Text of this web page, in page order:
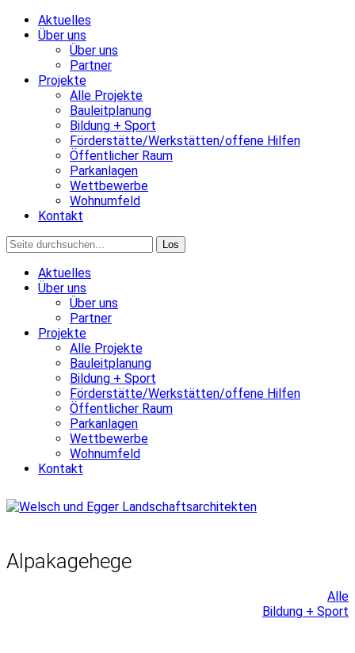
Aktuelles
Über uns
Über uns
Partner
Projekte
Alle Projekte
Bauleitplanung
Bildung + Sport
Förderstätte/Werkstätten/offene Hilfen
Öffentlicher Raum
Parkanlagen
Wettbewerbe
Wohnumfeld
Kontakt
Aktuelles
Über uns
Über uns
Partner
Projekte
Alle Projekte
Bauleitplanung
Bildung + Sport
Förderstätte/Werkstätten/offene Hilfen
Öffentlicher Raum
Parkanlagen
Wettbewerbe
Wohnumfeld
Kontakt
Alpakagehege
Alle
Bildung + Sport